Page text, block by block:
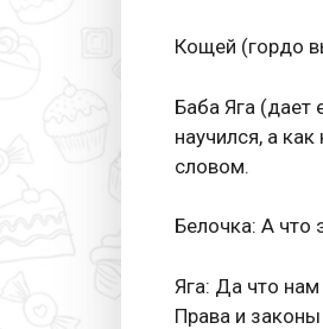
Кощей (гордо
Баба Яга (дает
научился, а
словом.
Белочка: А что
Яга: Да что
Права и